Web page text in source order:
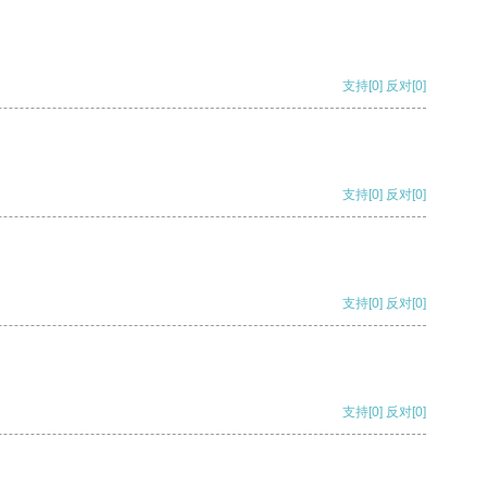
支持[0] 反对[0]
支持[0] 反对[0]
支持[0] 反对[0]
支持[0] 反对[0]